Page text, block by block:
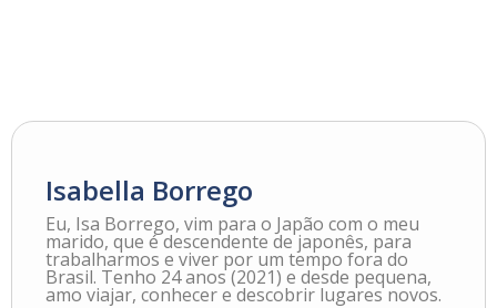
Isabella Borrego
Eu, Isa Borrego, vim para o Japão com o meu
marido, que é descendente de japonês, para
trabalharmos e viver por um tempo fora do
Brasil. Tenho 24 anos (2021) e desde pequena,
amo viajar, conhecer e descobrir lugares novos.